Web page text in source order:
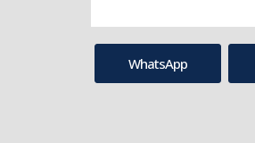
WhatsApp